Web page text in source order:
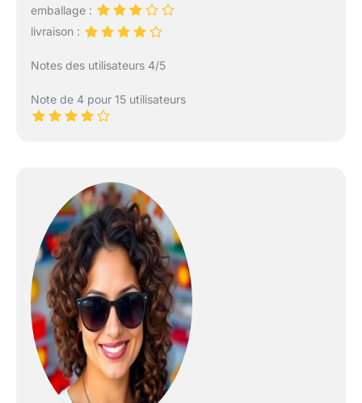
emballage :
livraison :
Notes des utilisateurs 4/5
Note de 4 pour 15 utilisateurs